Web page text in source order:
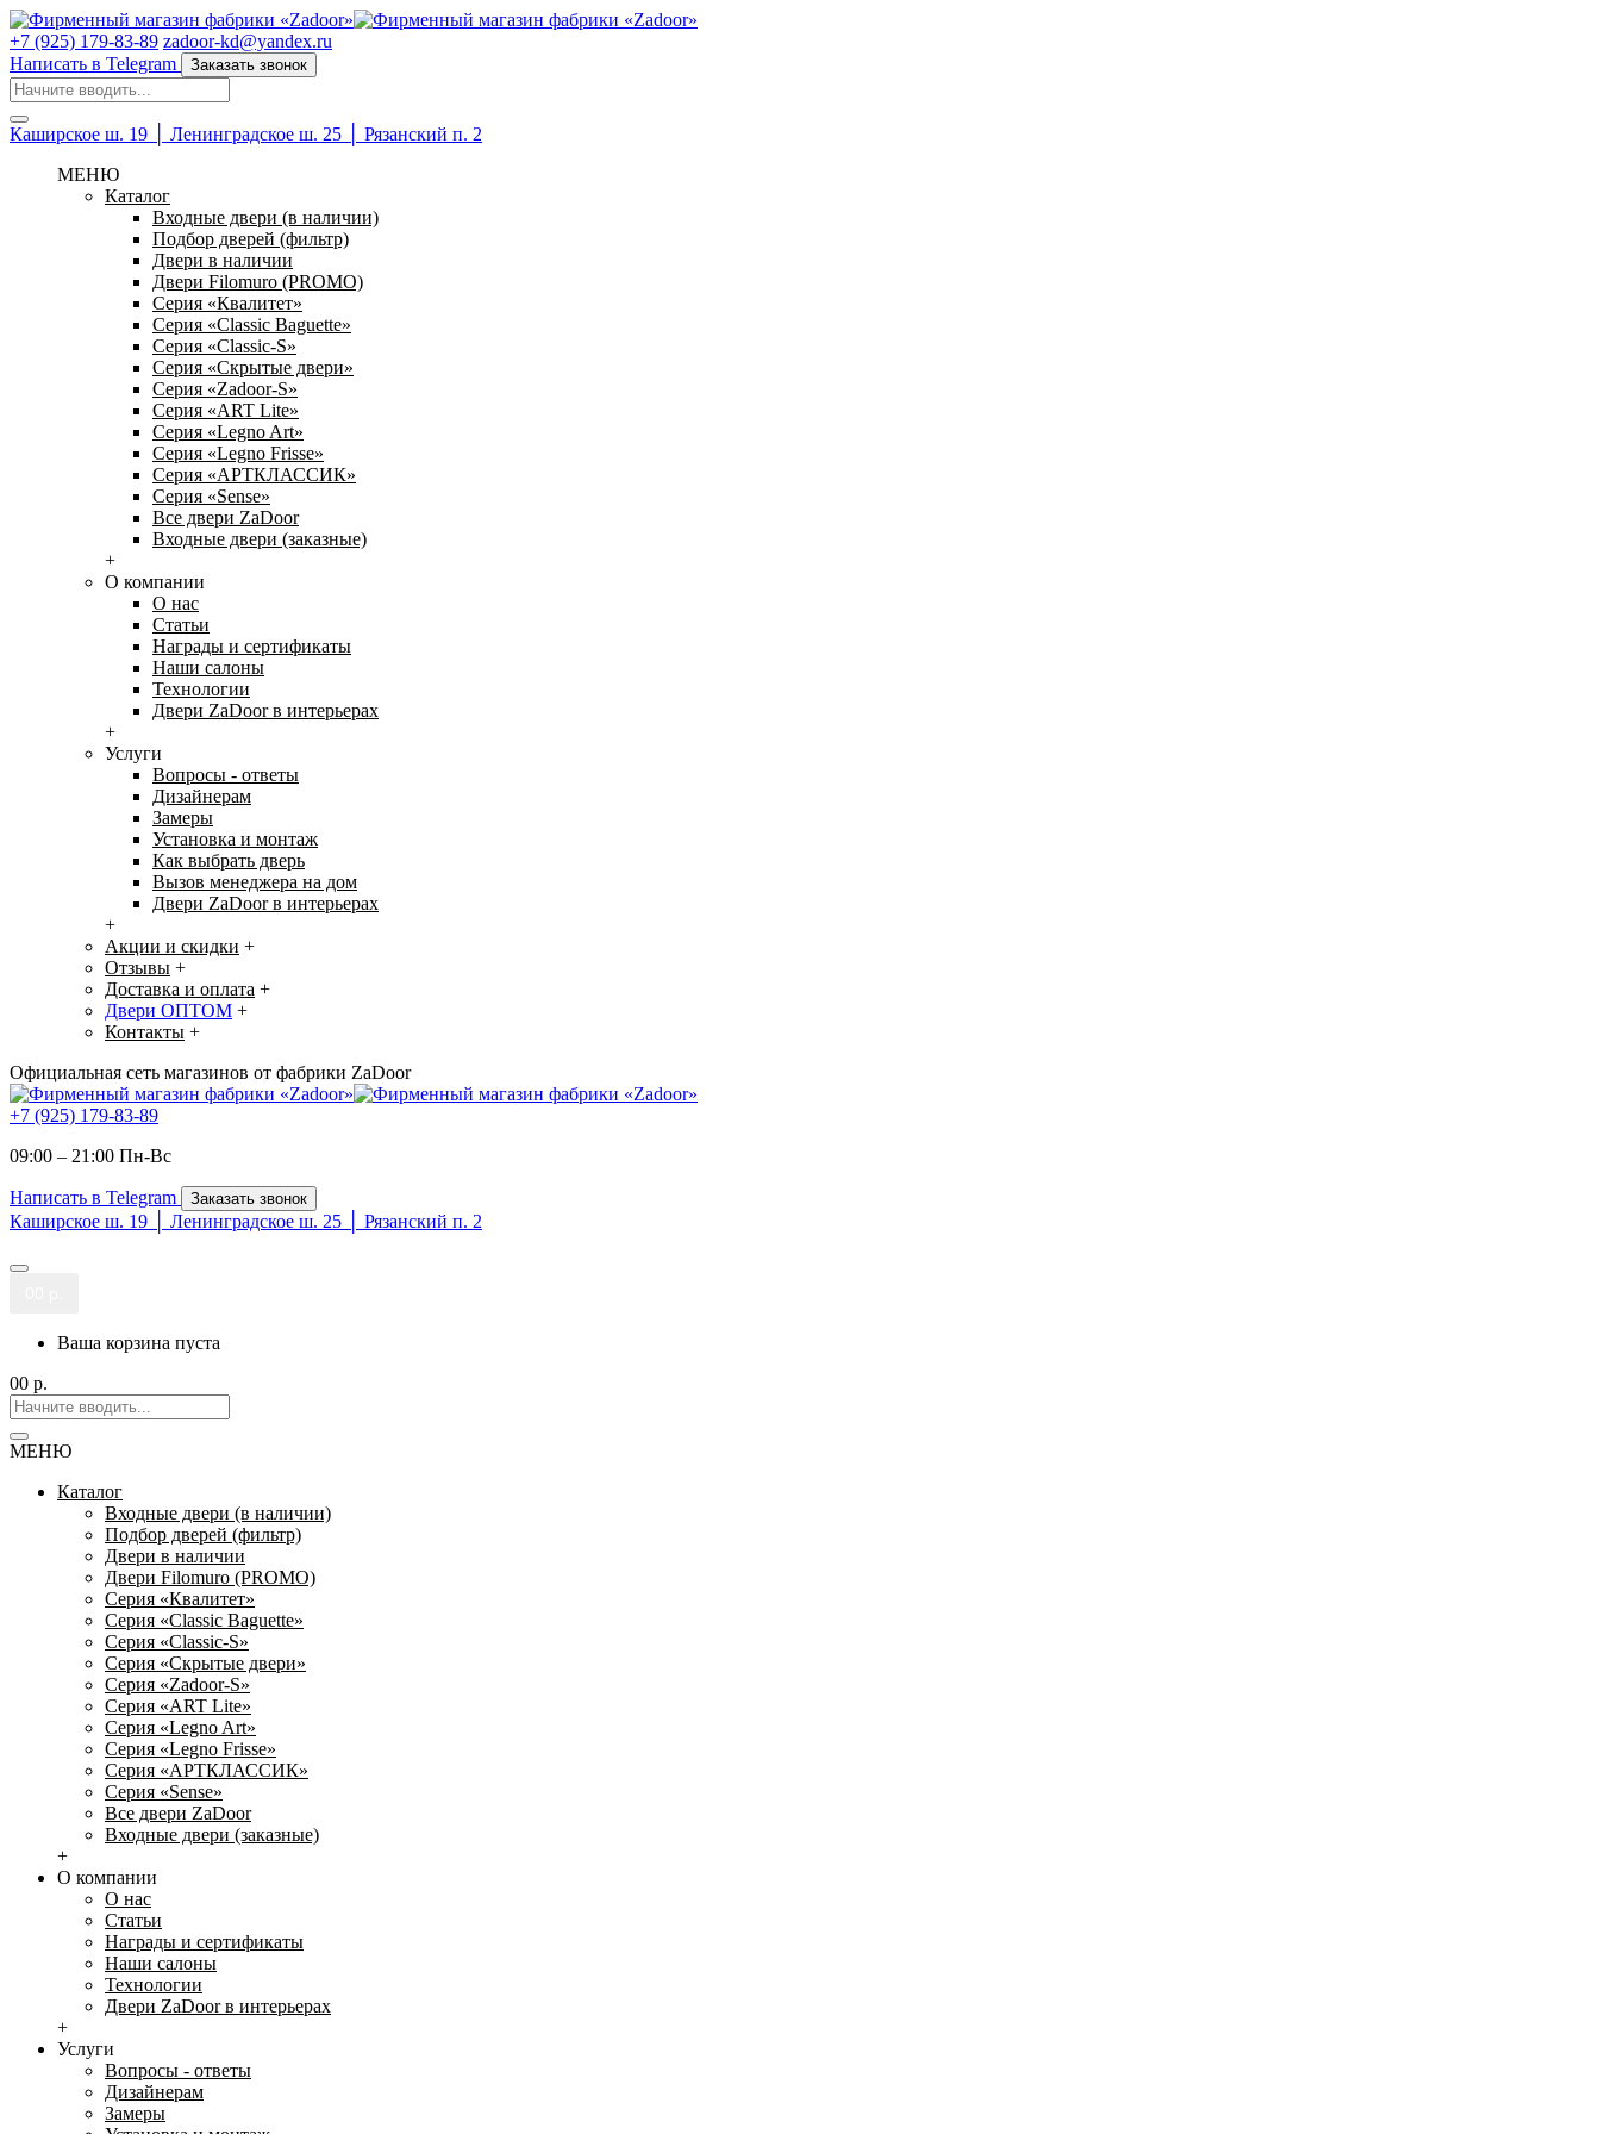
+7 (925) 179-83-89 zadoor-kd@yandex.ru
Написать в Telegram
Заказать звонок
Каширское ш. 19 │ Ленинградское ш. 25 │ Рязанский п. 2
МЕНЮ
Каталог
Входные двери (в наличии)
Подбор дверей (фильтр)
Двери в наличии
Двери Filomuro (PROMO)
Серия «Квалитет»
Серия «Classic Baguette»
Серия «Classic-S»
Серия «Скрытые двери»
Серия «Zadoor-S»
Серия «ART Lite»
Серия «Legno Art»
Серия «Legno Frisse»
Серия «АРТКЛАССИК»
Серия «Sense»
Все двери ZaDoor
Входные двери (заказные)
+
О компании
О нас
Статьи
Награды и сертификаты
Наши салоны
Технологии
Двери ZaDoor в интерьерах
+
Услуги
Вопросы - ответы
Дизайнерам
Замеры
Установка и монтаж
Как выбрать дверь
Вызов менеджера на дом
Двери ZaDoor в интерьерах
+
Акции и скидки +
Отзывы +
Доставка и оплата +
Двери ОПТОМ +
Контакты +
Официальная сеть магазинов от фабрики ZaDoor
+7 (925) 179-83-89
09:00 – 21:00 Пн-Вc
Написать в Telegram Заказать звонок
Каширское ш. 19 │ Ленинградское ш. 25 │ Рязанский п. 2
Ваша корзина пуста
00 р.
МЕНЮ
Каталог
Входные двери (в наличии)
Подбор дверей (фильтр)
Двери в наличии
Двери Filomuro (PROMO)
Серия «Квалитет»
Серия «Classic Baguette»
Серия «Classic-S»
Серия «Скрытые двери»
Серия «Zadoor-S»
Серия «ART Lite»
Серия «Legno Art»
Серия «Legno Frisse»
Серия «АРТКЛАССИК»
Серия «Sense»
Все двери ZaDoor
Входные двери (заказные)
+
О компании
О нас
Статьи
Награды и сертификаты
Наши салоны
Технологии
Двери ZaDoor в интерьерах
+
Услуги
Вопросы - ответы
Дизайнерам
Замеры